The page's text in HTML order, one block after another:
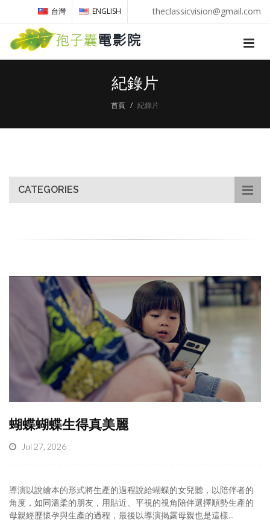
theclassicvision@gmail.com
台灣 ENGLISH
紀錄片
首頁 紀錄片
CATEGORIES
蝴蝶蝴蝶生得真美麗
Jul 27, 2026
導演以說繪本的形式將生產的過程說給蝴蝶的女兒聽，以陪伴者的
角度，如同溫柔的朋友，用貼近、平視的視角陪伴選擇順勢生產的
母親經歷懷孕與生產的過程，最後以導演揭露母親也是這樣...